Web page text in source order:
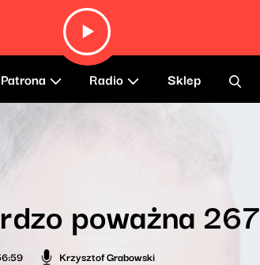
Radio Sklep
poważna 267
Krzysztof Grabowski